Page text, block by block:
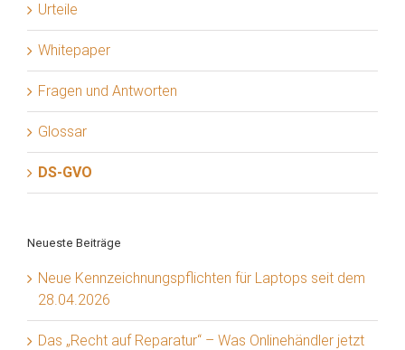
Urteile
Whitepaper
Fragen und Antworten
Glossar
DS-GVO
Neueste Beiträge
Neue Kennzeichnungspflichten für Laptops seit dem
28.04.2026
Das „Recht auf Reparatur“ – Was Onlinehändler jetzt